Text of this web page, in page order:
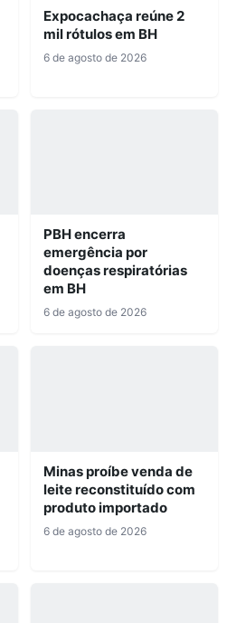
Expocachaça reúne 2
mil rótulos em BH
6 de agosto de 2026
PBH encerra
emergência por
doenças respiratórias
em BH
6 de agosto de 2026
Minas proíbe venda de
leite reconstituído com
produto importado
6 de agosto de 2026